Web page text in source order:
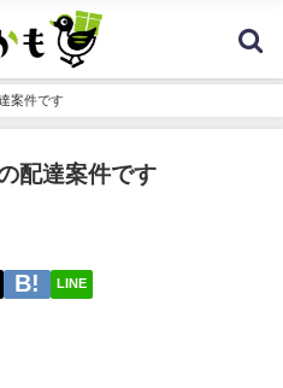
案件です
配達案件です
LINE